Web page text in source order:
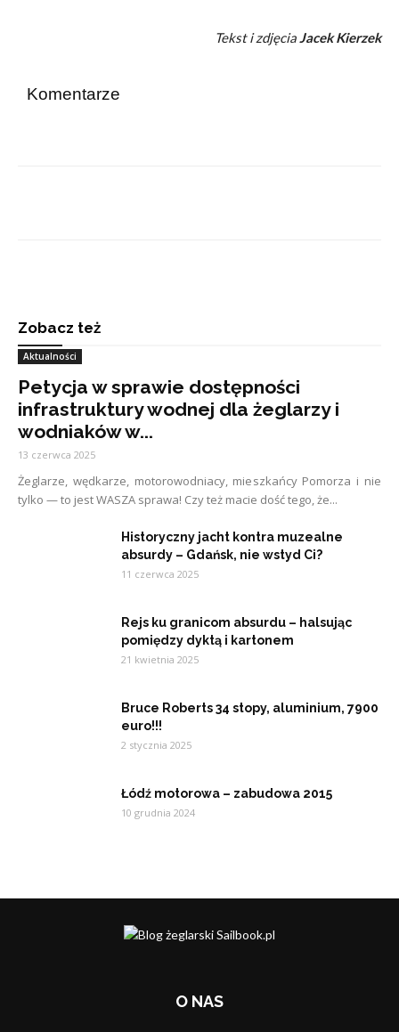
Tekst i zdjęciaJacek Kierzek
Komentarze
Zobacz też
Aktualności
Petycja w sprawie dostępności
infrastruktury wodnej dla żeglarzy i
wodniaków w...
13 czerwca 2025
Żeglarze, wędkarze, motorowodniacy, mieszkańcy Pomorza i nie
tylko — to jest WASZA sprawa! Czy też macie dość tego, że...
Historyczny jacht kontra muzealne
absurdy – Gdańsk, nie wstyd Ci?
11 czerwca 2025
Rejs ku granicom absurdu – halsując
pomiędzy dyktą i kartonem
21 kwietnia 2025
Bruce Roberts 34 stopy, aluminium, 7900
euro!!!
2 stycznia 2025
Łódź motorowa – zabudowa 2015
10 grudnia 2024
O NAS